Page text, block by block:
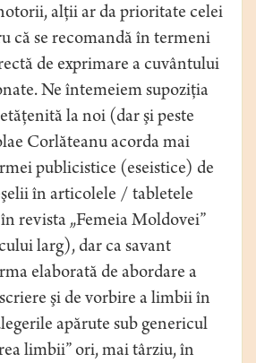
alţii ar da prioritate celei
că se recomandă în termeni
de exprimare a cuvântului
Ne întemeiem supoziţia
la noi (dar şi peste
Corlăteanu acorda mai
publicistice (eseistice) de
în articolele / tabletele
revista „Femeia Moldovei”
larg), dar ca savant
elaborată de abordare a
şi de vorbire a limbii în
apărute sub genericul
limbii” ori, mai târziu, în